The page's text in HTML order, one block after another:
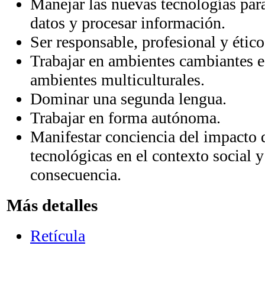
Manejar las nuevas tecnologías
datos y procesar información.
Ser responsable, profesional y
Trabajar en ambientes cambiantes
ambientes multiculturales.
Dominar una segunda lengua.
Trabajar en forma autónoma.
Manifestar conciencia del impacto
tecnológicas en el contexto social
consecuencia.
Más detalles
Retícula